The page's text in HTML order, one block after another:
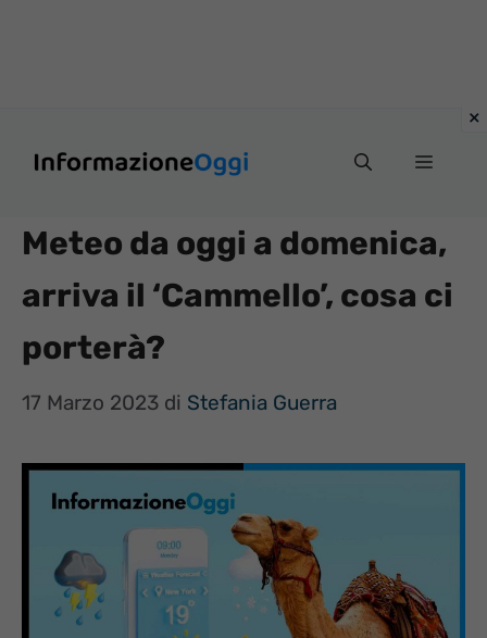
Menu
Meteo da oggi a domenica,
arriva il ‘Cammello’, cosa ci
porterà?
17 Marzo 2023 di Stefania Guerra